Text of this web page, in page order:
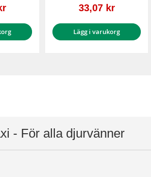
Reapris
33,07 kr
Lägg i varukorg
- För alla djurvänner